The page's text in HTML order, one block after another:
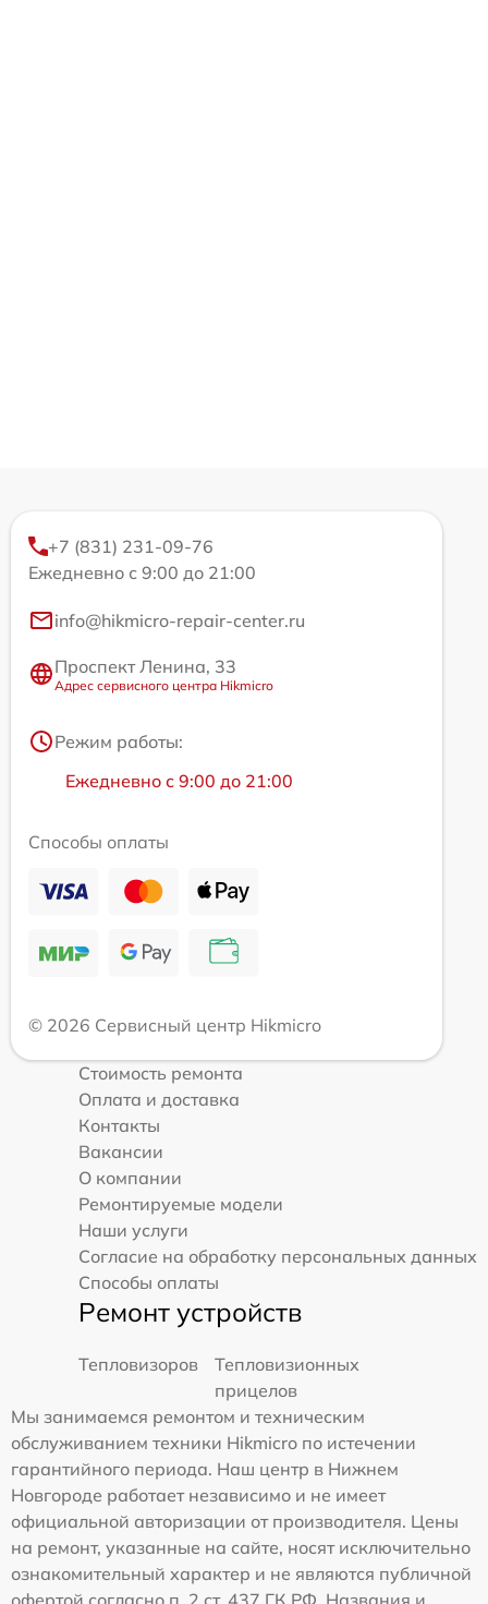
+7 (831) 231-09-76
Ежедневно с 9:00 до 21:00
info@hikmicro-repair-center.ru
Проспект Ленина, 33
Адрес сервисного центра Hikmicro
Режим работы:
Ежедневно с 9:00 до 21:00
Способы оплаты
© 2026 Сервисный центр Hikmicro
Стоимость ремонта
Оплата и доставка
Контакты
Вакансии
О компании
Ремонтируемые модели
Наши услуги
Согласие на обработку персональных данных
Способы оплаты
Ремонт устройств
Тепловизоров
Тепловизионных
прицелов
Мы занимаемся ремонтом и техническим
обслуживанием техники Hikmicro по истечении
гарантийного периода. Наш центр в Нижнем
Новгороде работает независимо и не имеет
официальной авторизации от производителя. Цены
на ремонт, указанные на сайте, носят исключительно
ознакомительный характер и не являются публичной
офертой согласно п. 2 ст. 437 ГК РФ. Названия и